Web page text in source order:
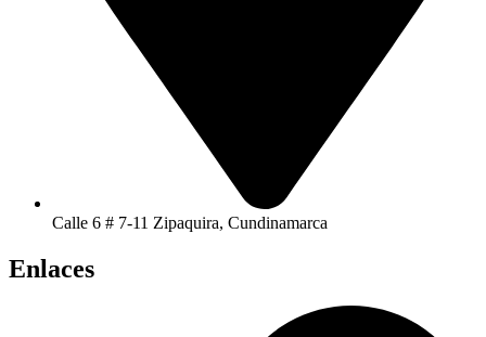
Calle 6 # 7-11 Zipaquira, Cundinamarca
Enlaces